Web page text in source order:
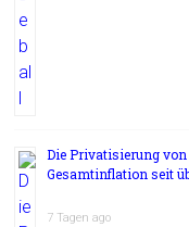
Die Privatisierung
Gesamtinflation seit
7 Tagen ago